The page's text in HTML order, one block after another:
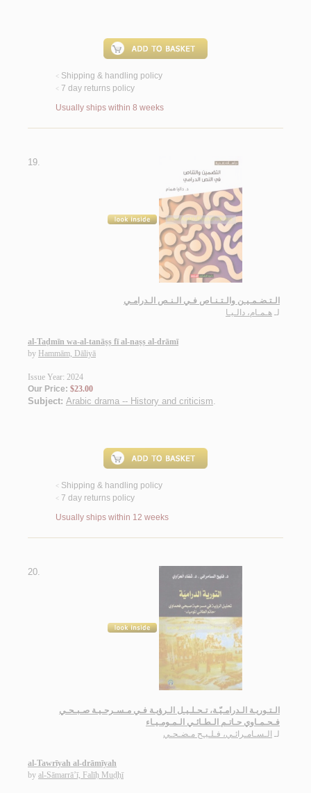
< Shipping & handling policy
< 7 day returns policy
Usually ships within 8 weeks
19.
الـتـضـمـيـن والـتـنـاص فـي الـنـص الـدرامـي
لـ هـمـام، دالـيـا
al-Taḍmīn wa-al-tanāṣṣ fī al-naṣṣ al-drāmī
by Hammām, Dāliyā
Issue Year: 2024
Our Price: $23.00
Subject: Arabic drama -- History and criticism.
< Shipping & handling policy
< 7 day returns policy
Usually ships within 12 weeks
20.
الـتـوريـة الـدرامـيّـة، تـحـلـيـل الـرؤيـة فـي مـسـرحـيـة صـبـحـي
فـحـمـاوي حـاتـم الـطـائـي الـمـومـيـاء
لـ الـسـامـرائـي، فـلـيـح مـضـحـي
al-Tawrīyah al-drāmīyah
by al-Sāmarrā’ī, Falīḥ Muḍḥī